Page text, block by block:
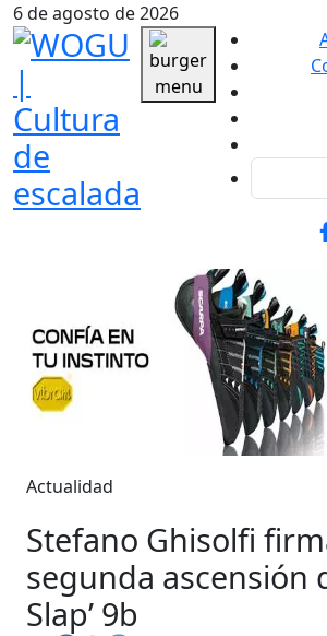
6 de agosto de 2026
Actualidad
Stefano Ghisolfi
segunda ascensión
Slap’ 9b